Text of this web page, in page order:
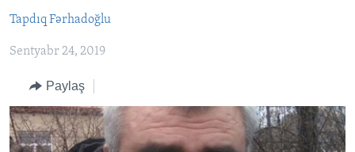
main
Navigation
Skip
Search
FAKTLAR NƏ DEYIR?
UKRAYNA BÖHRANI
İSRAIL-HƏMAS MÜNAQIŞƏSI
ABŞ
ABŞ SEÇKILƏRI 2024
İRAN AZƏRBAYCANI
VIDEOLAR
MEDIA AZADLIĞI
BAŞ MƏQALƏ
Tapdıq Fərhadoğlu
Sentyabr 24, 2019
Paylaş